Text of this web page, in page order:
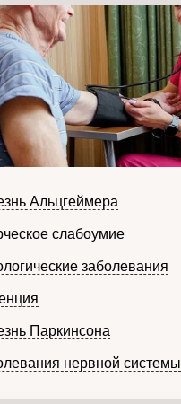
Альцгеймера
слабоумие
заболевания
Паркинсона
нервной системы